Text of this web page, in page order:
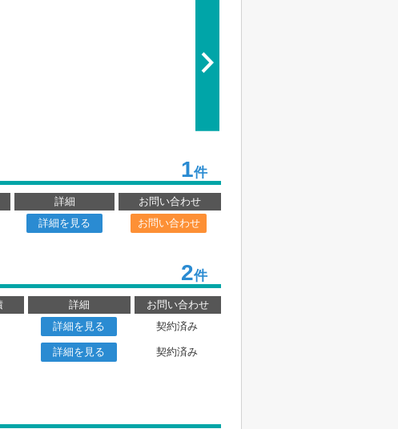
1件
詳細
お問い合わせ
詳細を見る お問い合わせ
2件
詳細
お問い合わせ
詳細を見る 契約済み
詳細を見る
契約済み